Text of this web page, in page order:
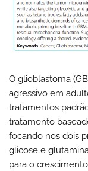
O glioblastoma
agressivo em
tratamentos
tratamento
focando nos dois
glicose e
para o